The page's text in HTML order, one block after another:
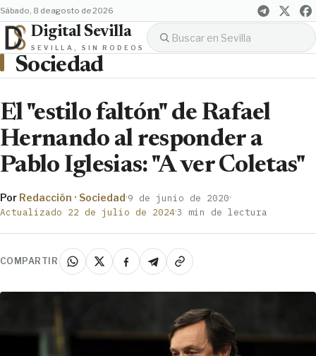
sábado, 8 de agosto de 2026
Digital Sevilla
SEVILLA, SIN RODEOS
Sociedad
El "estilo faltón" de Rafael
Hernando al responder a
Pablo Iglesias: "A ver Coletas"
Por Redacción · Sociedad·9 de junio de 2020·
Actualizado 22 de julio de 2024·3 min de lectura
COMPARTIR